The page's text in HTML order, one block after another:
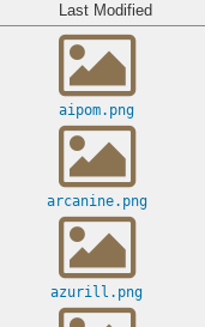
Last Modified
aipom.png
arcanine.png
azurill.png